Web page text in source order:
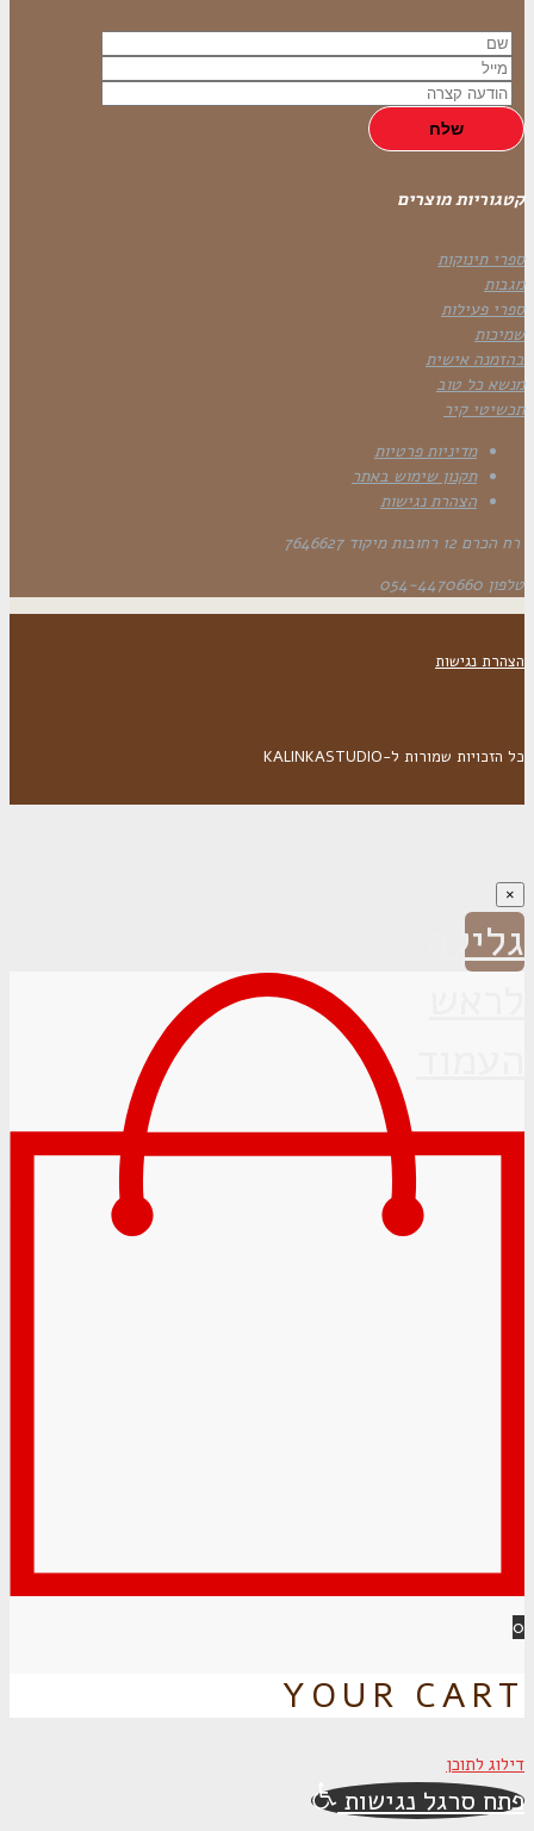
קטגוריות מוצרים
ספרי תינוקות
מגבות
ספרי פעילות
שמיכות
בהזמנה אישית
מנשא כל טוב
תכשיטי קיר
מדיניות פרטיות
תקנון שימוש באתר
הצהרת נגישות
רח הכרם 12 רחובות מיקוד 7646627
טלפון 054-4470660
הצהרת נגישות
כל הזכויות שמורות ל-KALINKASTUDIO
×
גלילה
0
YOUR CART
דילוג לתוכן
פתח סרגל נגישות